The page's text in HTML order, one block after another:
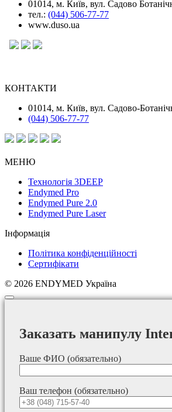
01014, м. Київ, вул. Садово
тел.: (044) 506-77-77
www.duso.ua
КОНТАКТИ
01014, м. Київ, вул. Садово-
(044) 506-77-77
МЕНЮ
Технологія 3DEEP
Endymed Pro
Endymed Pure 2.0
Endymed Pure Laser
Інформація
Політика конфіденційності
Сертифікати
© 2026 ENDYMED Україна
Заказать манипулу
Ваше ФИО (обязательно)
Ваш телефон (обязательно)